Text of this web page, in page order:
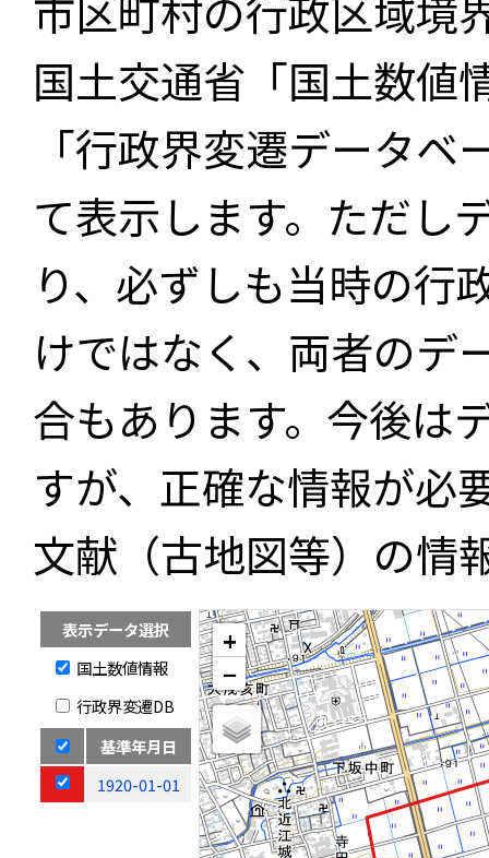
国土交通省「国土数値
「行政界変遷データ
て表示します。ただし
り、必ずしも当時の行
けではなく、両者のデ
合もあります。今後は
すが、正確な情報が必
文献（古地図等）の情
表示データ選択
国土数値情報
行政界変遷DB
基準年月日
1920-01-01
+
−